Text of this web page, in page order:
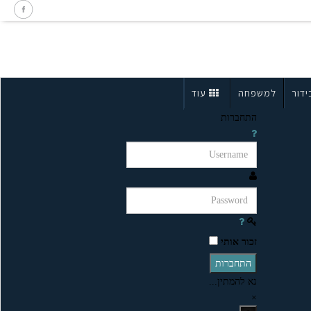
למשפחה עוד
התחברות
זכור אותי
התחברות
נא להמתין...
×